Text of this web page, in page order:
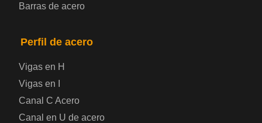
presión
Placa de acero para puentes
Chapa de acero a cuadros
Chapa de acero prelacada
Barras de acero
Perfil de acero
Vigas en H
Vigas en I
Canal C Acero
Canal en U de acero